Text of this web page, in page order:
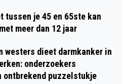
tussen je 45 en 65ste kan
meer dan 12 jaar
westers dieet darmkanker in
onderzoekers
ontbrekend puzzelstukje